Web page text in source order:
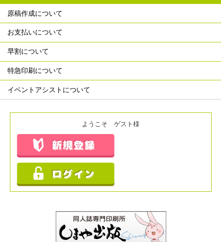
原稿作成について
お支払いについて
早割について
特急印刷について
イベントアシストについて
ようこそ ゲスト様